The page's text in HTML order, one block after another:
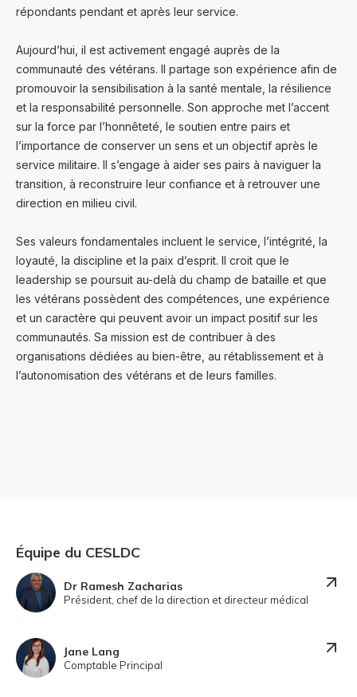
répondants pendant et après leur service.
Aujourd’hui, il est activement engagé auprès de la
communauté des vétérans. Il partage son expérience afin de
promouvoir la sensibilisation à la santé mentale, la résilience
et la responsabilité personnelle. Son approche met l’accent
sur la force par l’honnêteté, le soutien entre pairs et
l’importance de conserver un sens et un objectif après le
service militaire. Il s’engage à aider ses pairs à naviguer la
transition, à reconstruire leur confiance et à retrouver une
direction en milieu civil.
Ses valeurs fondamentales incluent le service, l’intégrité, la
loyauté, la discipline et la paix d’esprit. Il croit que le
leadership se poursuit au-delà du champ de bataille et que
les vétérans possèdent des compétences, une expérience
et un caractère qui peuvent avoir un impact positif sur les
communautés. Sa mission est de contribuer à des
organisations dédiées au bien-être, au rétablissement et à
l’autonomisation des vétérans et de leurs familles.
Équipe du CESLDC
Dr Ramesh Zacharias
Président, chef de la direction et directeur médical
Jane Lang
Comptable Principal